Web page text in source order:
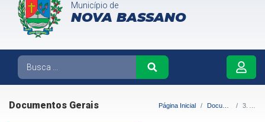
Município de
NOVA BASSANO
Documentos Gerais Página Inicial Documentos Gerais 3. Ata da Audiência Pública e Anexos